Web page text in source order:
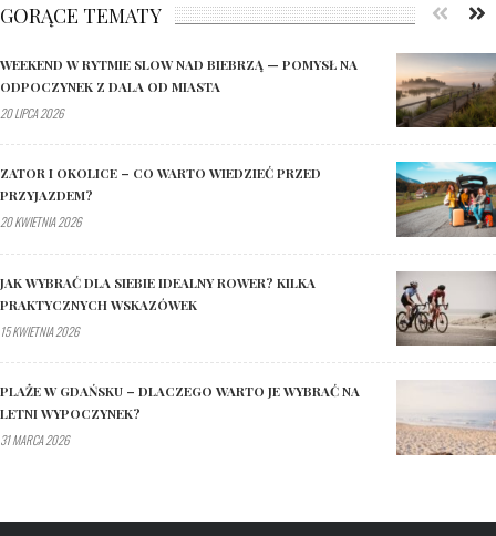
GORĄCE TEMATY
WEEKEND W RYTMIE SLOW NAD BIEBRZĄ — POMYSŁ NA
ODPOCZYNEK Z DALA OD MIASTA
20 LIPCA 2026
ZATOR I OKOLICE – CO WARTO WIEDZIEĆ PRZED
PRZYJAZDEM?
20 KWIETNIA 2026
JAK WYBRAĆ DLA SIEBIE IDEALNY ROWER? KILKA
PRAKTYCZNYCH WSKAZÓWEK
15 KWIETNIA 2026
PLAŻE W GDAŃSKU – DLACZEGO WARTO JE WYBRAĆ NA
LETNI WYPOCZYNEK?
31 MARCA 2026